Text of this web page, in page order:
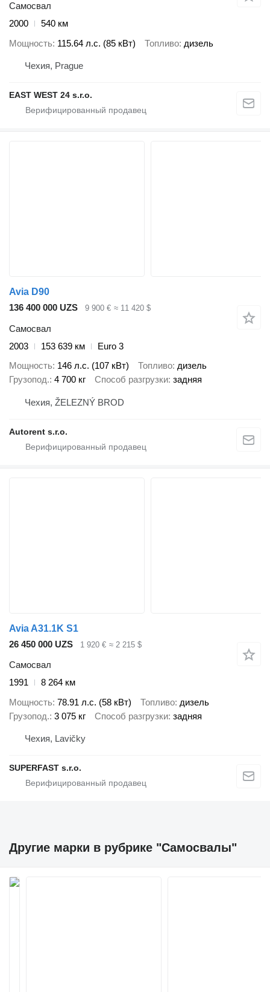
Самосвал
2000
540 км
Мощность 115.64 л.с. (85 кВт) Топливо дизель
Чехия, Prague
EAST WEST 24 s.r.o.
Avia D90
136 400 000 UZS
9 900 € ≈ 11 420 $
Самосвал
2003
153 639 км
Euro 3
Мощность 146 л.с. (107 кВт) Топливо дизель
Грузопод. 4 700 кг Способ разгрузки задняя
Чехия, ŽELEZNÝ BROD
Autorent s.r.o.
Avia A31.1K S1
26 450 000 UZS
1 920 € ≈ 2 215 $
Самосвал
1991
8 264 км
Мощность 78.91 л.с. (58 кВт) Топливо дизель
Грузопод. 3 075 кг Способ разгрузки задняя
Чехия, Lavičky
SUPERFAST s.r.o.
Другие марки в рубрике "Самосвалы"